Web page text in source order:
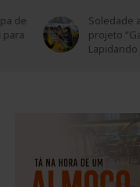
Soledade abre
projeto
Lapidando